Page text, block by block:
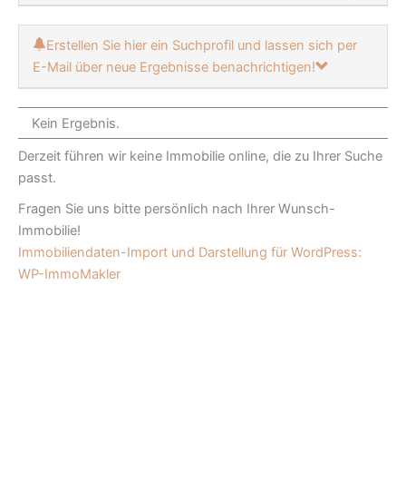
Erstellen Sie hier ein Suchprofil und lassen sich per
E-Mail über neue Ergebnisse benachrichtigen!
Kein Ergebnis.
Derzeit führen wir keine Immobilie online, die zu Ihrer Suche
passt.
Fragen Sie uns bitte persönlich nach Ihrer Wunsch-
Immobilie!
Immobiliendaten-Import und Darstellung für WordPress:
WP-ImmoMakler